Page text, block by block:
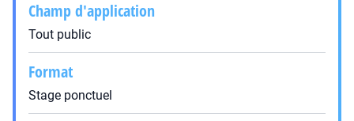
Champ d'application
Tout public
Format
Stage ponctuel